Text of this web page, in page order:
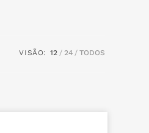
VISÃO: 12 24 TODOS